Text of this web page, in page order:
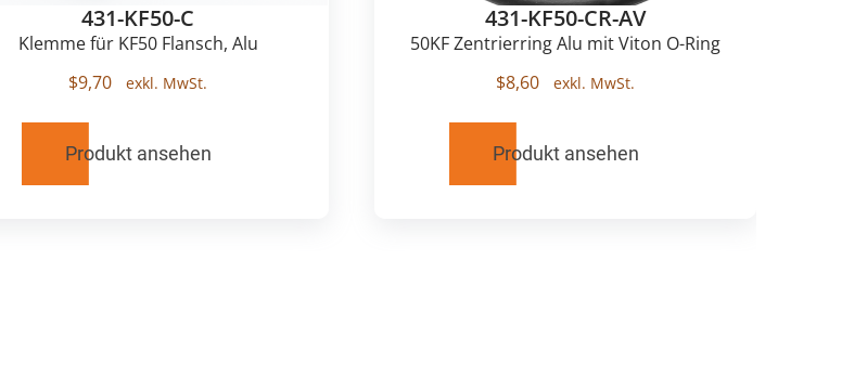
431-KF50-C
Klemme für KF50 Flansch, Alu
$9,70
Produkt ansehen
431-KF50-CR-AV
50KF Zentrierring Alu mit Viton O-Ring
$8,60
Produkt ansehen